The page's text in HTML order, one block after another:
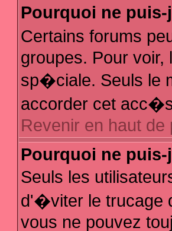
Pourquoi ne
Certains forums
groupes. Pour
sp�ciale. Seuls le
accorder cet
Revenir en haut de
Pourquoi ne
Seuls les
d'�viter le trucage
vous ne pouvez